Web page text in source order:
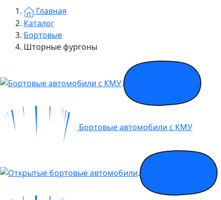
Главная
Каталог
Бортовые
Шторные фургоны
Бортовые автомобили с КМУ